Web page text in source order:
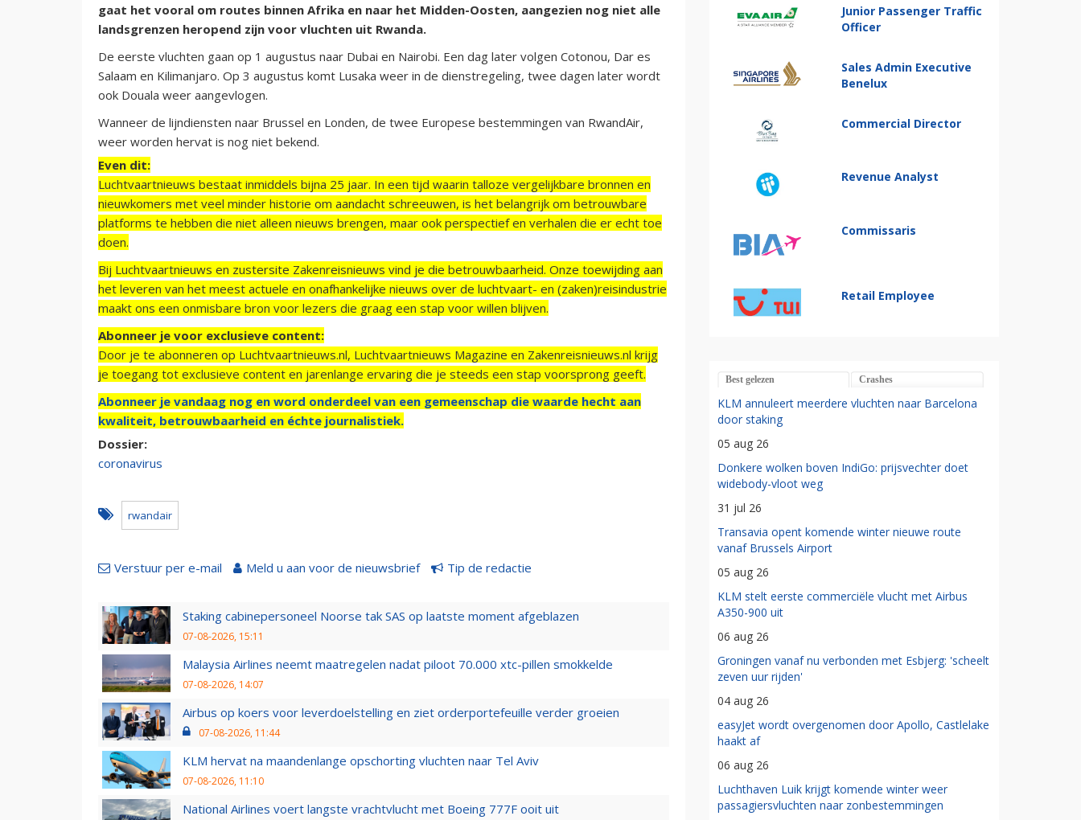
gaat het vooral om routes binnen Afrika en naar het Midden-Oosten, aangezien nog niet alle
landsgrenzen heropend zijn voor vluchten uit Rwanda.
De eerste vluchten gaan op 1 augustus naar Dubai en Nairobi. Een dag later volgen Cotonou, Dar es
Salaam en Kilimanjaro. Op 3 augustus komt Lusaka weer in de dienstregeling, twee dagen later wordt
ook Douala weer aangevlogen.
Wanneer de lijndiensten naar Brussel en Londen, de twee Europese bestemmingen van RwandAir,
weer worden hervat is nog niet bekend.
Even dit:
Luchtvaartnieuws bestaat inmiddels bijna 25 jaar. In een tijd waarin talloze vergelijkbare bronnen en
nieuwkomers met veel minder historie om aandacht schreeuwen, is het belangrijk om betrouwbare
platforms te hebben die niet alleen nieuws brengen, maar ook perspectief en verhalen die er echt toe
doen.
Bij Luchtvaartnieuws en zustersite Zakenreisnieuws vind je die betrouwbaarheid. Onze toewijding aan
het leveren van het meest actuele en onafhankelijke nieuws over de luchtvaart- en (zaken)reisindustrie
maakt ons een onmisbare bron voor lezers die graag een stap voor willen blijven.
Abonneer je voor exclusieve content:
Door je te abonneren op Luchtvaartnieuws.nl, Luchtvaartnieuws Magazine en Zakenreisnieuws.nl krijg
je toegang tot exclusieve content en jarenlange ervaring die je steeds een stap voorsprong geeft.
Abonneer je vandaag nog en word onderdeel van een gemeenschap die waarde hecht aan
kwaliteit, betrouwbaarheid en échte journalistiek.
Dossier:
coronavirus
rwandair
Verstuur per e-mail Meld u aan voor de nieuwsbrief Tip de redactie
Staking cabinepersoneel Noorse tak SAS op laatste moment afgeblazen
07-08-2026, 15:11
Malaysia Airlines neemt maatregelen nadat piloot 70.000 xtc-pillen smokkelde
07-08-2026, 14:07
Airbus op koers voor leverdoelstelling en ziet orderportefeuille verder groeien
07-08-2026, 11:44
KLM hervat na maandenlange opschorting vluchten naar Tel Aviv
07-08-2026, 11:10
National Airlines voert langste vrachtvlucht met Boeing 777F ooit uit
Junior Passenger Traffic
Officer
Sales Admin Executive
Benelux
Commercial Director
Revenue Analyst
Commissaris
Retail Employee
Best gelezen Crashes
KLM annuleert meerdere vluchten naar Barcelona
door staking
05 aug 26
Donkere wolken boven IndiGo: prijsvechter doet
widebody-vloot weg
31 jul 26
Transavia opent komende winter nieuwe route
vanaf Brussels Airport
05 aug 26
KLM stelt eerste commerciële vlucht met Airbus
A350-900 uit
06 aug 26
Groningen vanaf nu verbonden met Esbjerg: 'scheelt
zeven uur rijden'
04 aug 26
easyJet wordt overgenomen door Apollo, Castlelake
haakt af
06 aug 26
Luchthaven Luik krijgt komende winter weer
passagiersvluchten naar zonbestemmingen